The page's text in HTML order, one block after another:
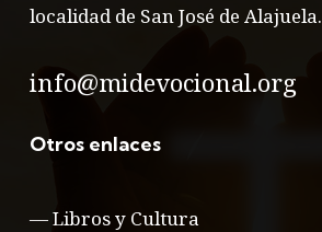
localidad de San José de Alajuela.
info@midevocional.org
Otros enlaces
—Libros y Cultura